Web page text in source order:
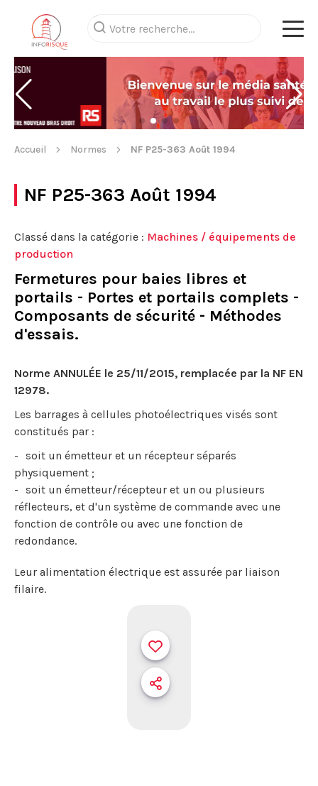
Accueil Normes NF P25-363 Août 1994
NF P25-363 Août 1994
Classé dans la catégorie : Machines / équipements de
production
Fermetures pour baies libres et
portails - Portes et portails complets -
Composants de sécurité - Méthodes
d'essais.
Norme ANNULÉE le 25/11/2015, remplacée par la NF EN
12978.
Les barrages à cellules photoélectriques visés sont
constitués par :
soit un émetteur et un récepteur séparés
physiquement ;
soit un émetteur/récepteur et un ou plusieurs
réflecteurs, et d'un système de commande avec une
fonction de contrôle ou avec une fonction de
redondance.
Leur alimentation électrique est assurée par liaison
filaire.